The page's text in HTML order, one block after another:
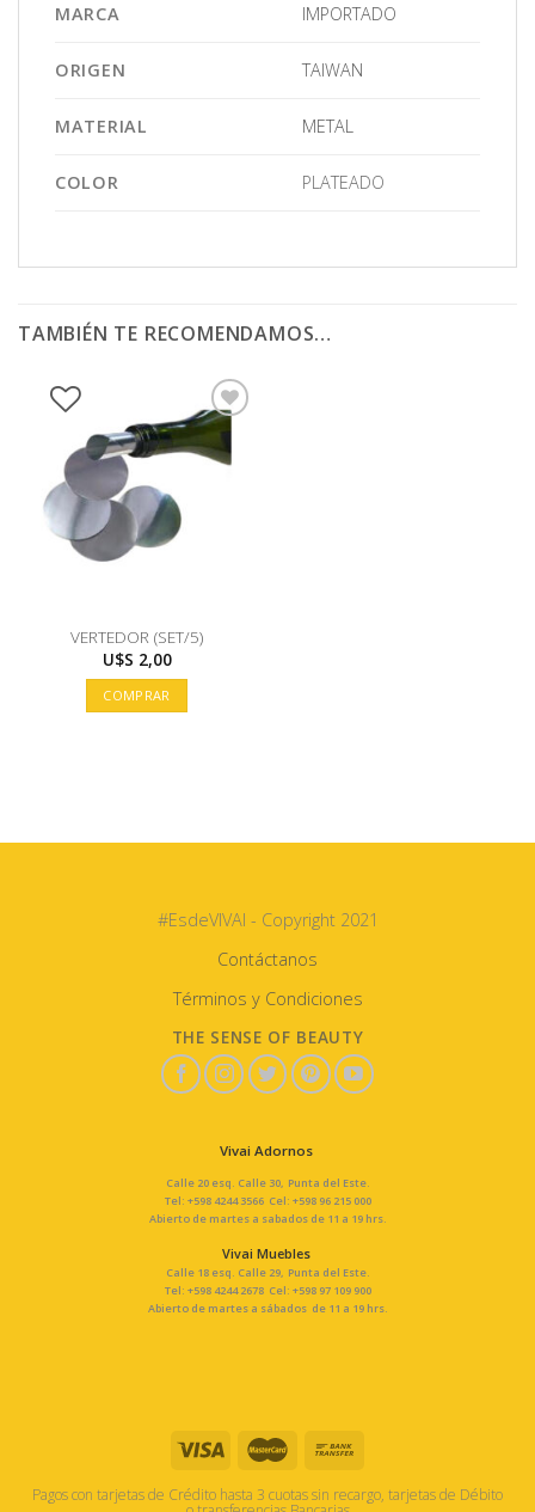
MARCA IMPORTADO
ORIGEN TAIWAN
MATERIAL METAL
COLOR PLATEADO
TAMBIÉN TE RECOMENDAMOS…
VERTEDOR (SET/5)
U$S 2,00
COMPRAR
#EsdeVIVAI - Copyright 2021
Contáctanos
Términos y Condiciones
THE SENSE OF BEAUTY
Vivai Adornos
Calle 20 esq. Calle 30, Punta del Este.
Tel: +598 4244 3566 Cel: +598 96 215 000
Abierto de martes a sabados de 11 a 19 hrs.
Vivai Muebles
Calle 18 esq. Calle 29, Punta del Este.
Tel: +598 4244 2678 Cel: +598 97 109 900
Abierto de martes a sábados de 11 a 19 hrs.
Pagos con tarjetas de Crédito hasta 3 cuotas sin recargo, tarjetas de Débito